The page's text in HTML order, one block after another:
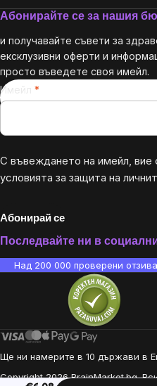
Абонирайте се за нашия
и получавайте съвети за
ексклузивни оферти и
просто въведете своя имейл.
Имейл
С въвеждането на имейл, вие
условията за защита на
Абонирай се
Последвайте ни в
Над 200 000 проверени отзива
Ще ни намерите в 10 държави в
Copyright2026BrainMarket.bg.